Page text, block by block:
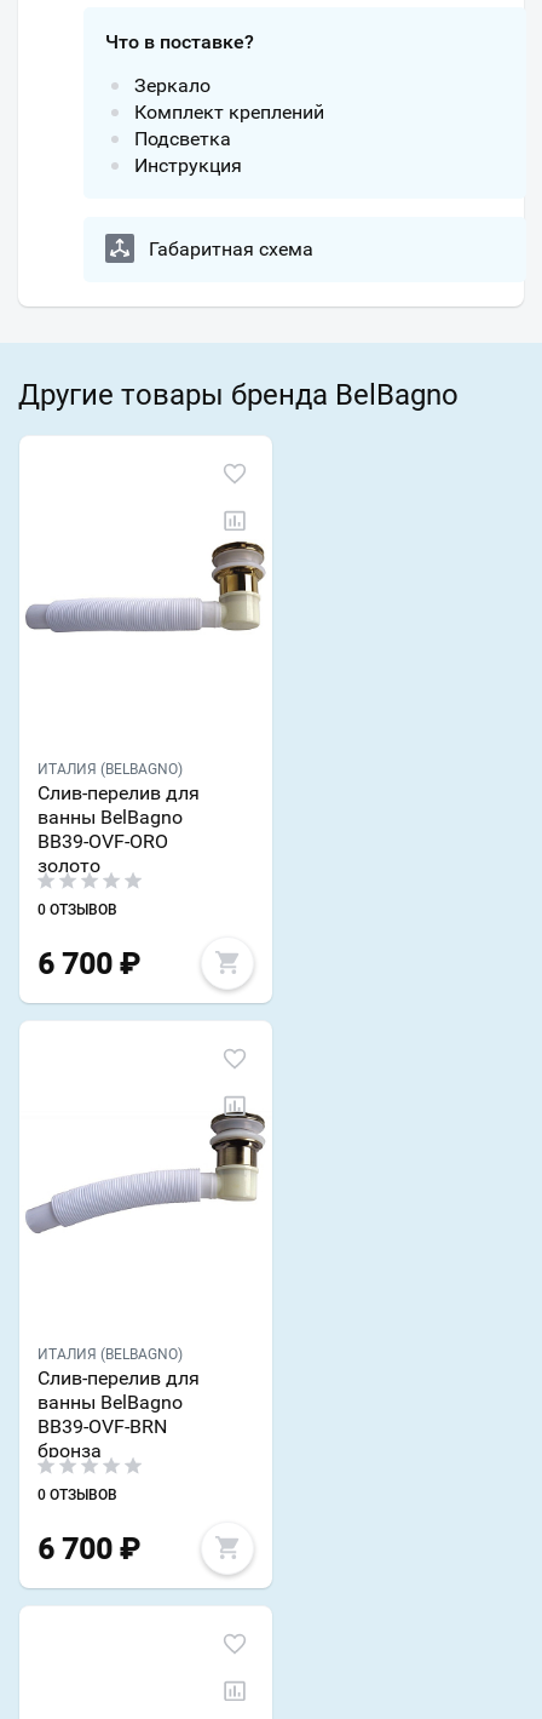
Что в поставке?
Зеркало
Комплект креплений
Подсветка
Инструкция
Габаритная схема
Другие товары бренда BelBagno
ИТАЛИЯ (BELBAGNO)
Слив-перелив для
ванны BelBagno
BB39-OVF-ORO
золото
0 ОТЗЫВОВ
6 700 ₽
ИТАЛИЯ (BELBAGNO)
Слив-перелив для
ванны BelBagno
BB39-OVF-BRN
бронза
0 ОТЗЫВОВ
6 700 ₽